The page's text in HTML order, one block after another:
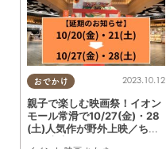
おでかけ 2023.10.12
親子で楽しむ映画祭！イオン
モール常滑で10/27(金)・28
(土)人気作が野外上映／ちた